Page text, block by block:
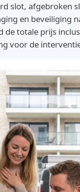
slot, afgebroken
en beveiliging
de totale prijs
voor de